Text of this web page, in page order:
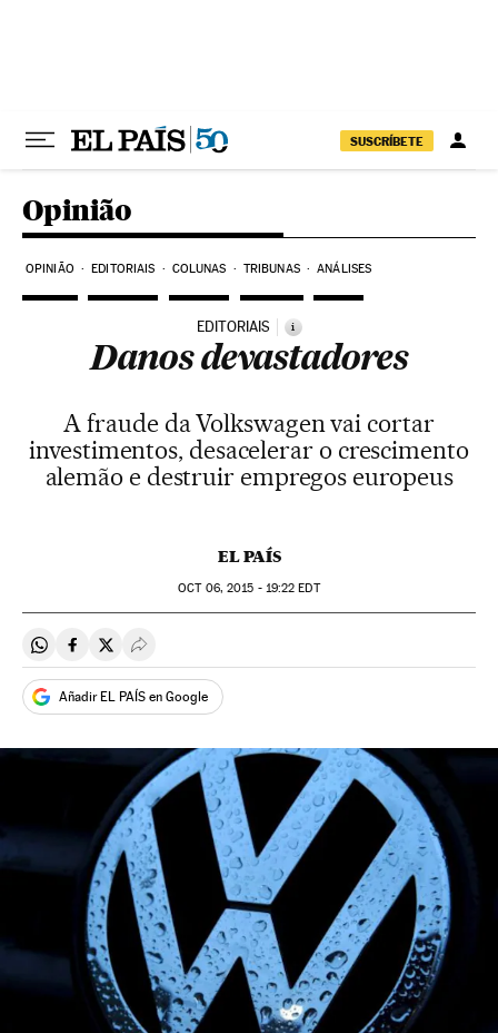
SUSCRÍBETE
Opinião
OPINIÃO EDITORIAIS COLUNAS TRIBUNAS ANÁLISES
EDITORIAIS i
Danos devastadores
A fraude da Volkswagen vai cortar
investimentos, desacelerar o crescimento
alemão e destruir empregos europeus
EL PAÍS
OCT06, 2015 - 19:22 EDT
Compartir en Whatsapp
Compartir en Facebook
Compartir en Twitter
Desplegar Redes Sociales
Añadir EL PAÍS en Google